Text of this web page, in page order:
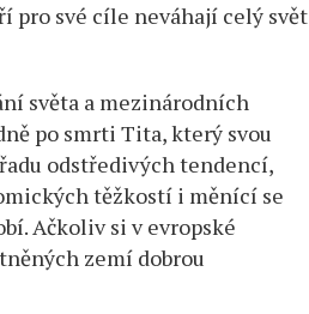
pro své cíle neváhají celý svět
světa a mezinárodních
po smrti Tita, který svou
odstředivých tendencí,
těžkostí i měnící se
Ačkoliv si v evropské
zemí dobrou